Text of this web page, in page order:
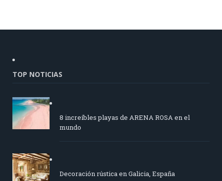
TOP NOTICIAS
8 increíbles playas de ARENA ROSA en el
mundo
Decoración rústica en Galicia, España